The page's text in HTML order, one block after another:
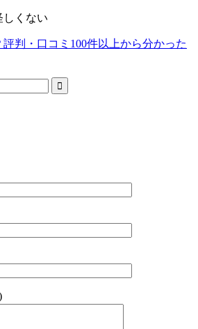
しくない
判・口コミ100件以上から分かった